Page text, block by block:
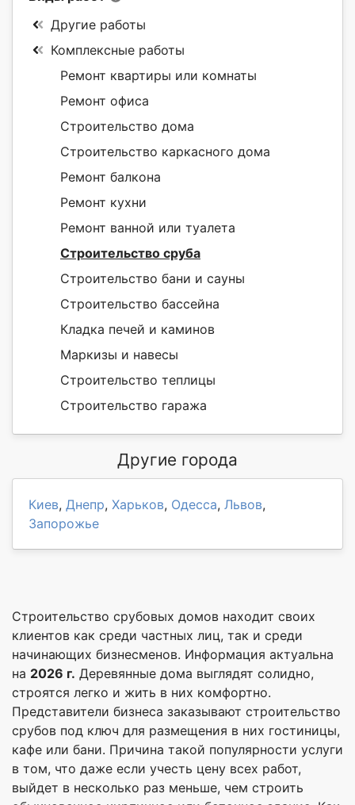
Другие работы
Комплексные работы
Ремонт квартиры или комнаты
Ремонт офиса
Строительство дома
Строительство каркасного дома
Ремонт балкона
Ремонт кухни
Ремонт ванной или туалета
Строительство сруба
Строительство бани и сауны
Строительство бассейна
Кладка печей и каминов
Маркизы и навесы
Строительство теплицы
Строительство гаража
Другие города
Киев, Днепр, Харьков, Одесса, Львов,
Запорожье
Строительство срубовых домов находит своих
клиентов как среди частных лиц, так и среди
начинающих бизнесменов. Информация актуальна
на 2026 г. Деревянные дома выглядят солидно,
строятся легко и жить в них комфортно.
Представители бизнеса заказывают строительство
срубов под ключ для размещения в них гостиницы,
кафе или бани. Причина такой популярности услуги
в том, что даже если учесть цену всех работ,
выйдет в несколько раз меньше, чем строить